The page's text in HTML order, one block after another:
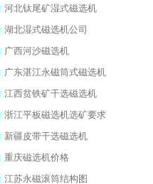
河北钛尾矿湿式磁选机
湖北湿式磁选机公司
广西河沙磁选机
广东湛江永磁筒式磁选机
江西贫铁矿干选磁选机
浙江平板磁选机选矿要求
新疆皮带干选磁选机
重庆磁选机价格
江苏永磁滚筒结构图